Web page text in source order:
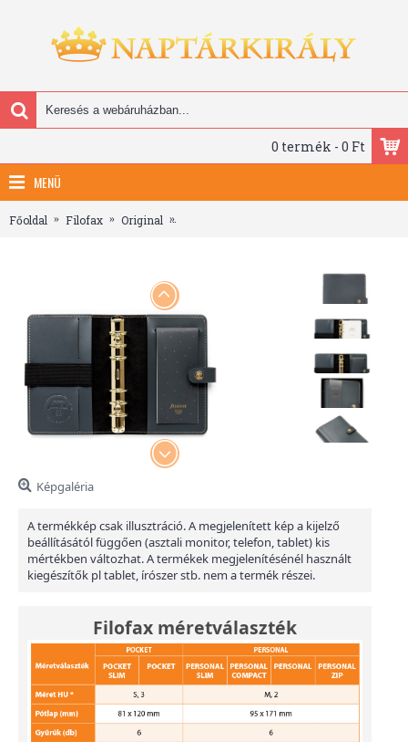
0 termék - 0 Ft
MENÜ
Főoldal Filofax Original
Képgaléria
A termékkép csak illusztráció. A megjelenített kép a kijelző
beállításától függően (asztali monitor, telefon, tablet) kis
mértékben változhat. A termékek megjelenítésénél használt
kiegészítők pl tablet, írószer stb. nem a termék részei.
Filofax méretválaszték